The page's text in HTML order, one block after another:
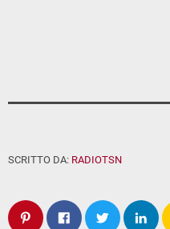
SCRITTO DA: RADIOTSN